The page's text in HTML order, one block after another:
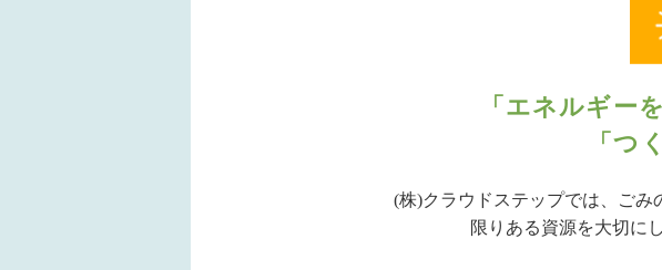
「エネルギー
「つ
(株)クラウドステップでは、ごみ
限りある資源を大切に